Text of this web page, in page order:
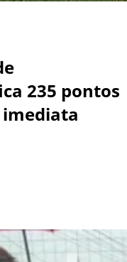
235 pontos
imediata